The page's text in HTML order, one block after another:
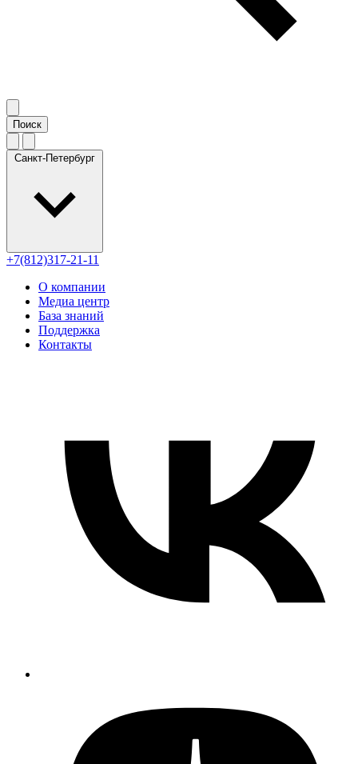
Санкт-Петербург
+7(812)317-21-11
О компании
Медиа центр
База знаний
Поддержка
Контакты